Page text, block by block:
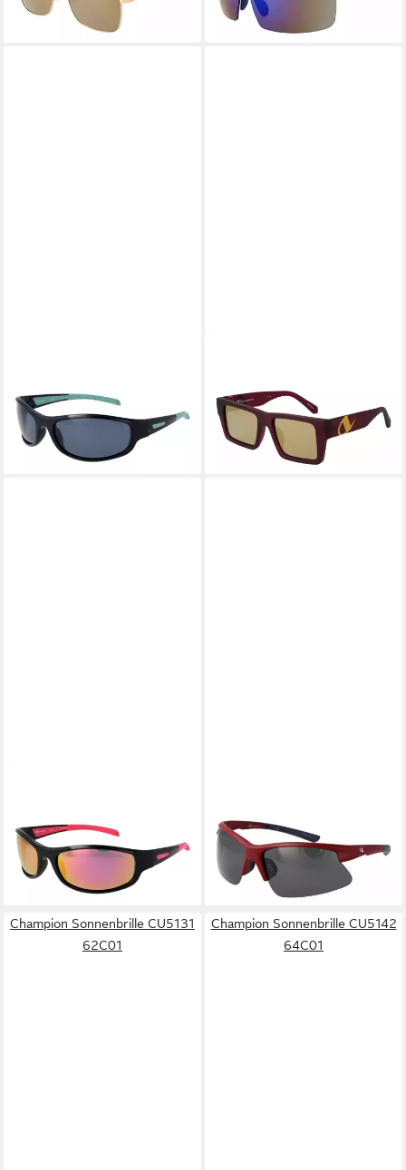
lieferbar - in 2-3 Werktagen bei dir
64C03
28,95 €
UVP46,00 €
-37%
lieferbar - in 2-3 Werktagen bei dir
54C01
28,95 € UVP46,00 €
-37%
lieferbar - in 2-3 Werktagen bei dir
64C05
28,95 €
UVP46,00 €
-37%
lieferbar - in 2-3 Werktagen bei dir
28,95 € UVP
-37%
lieferbar - in 2-3 Werktagen bei dir
Champion Sonnenbrille CU5131
62C01
Champion Sonnenbrille CU5142
64C01